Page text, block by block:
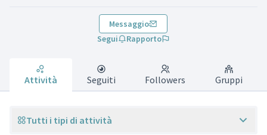
Messaggio
Segui
Rapporto
Attività Seguiti Followers Gruppi
Tutti i tipi di attività